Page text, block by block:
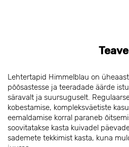
Teave
Lehtertapid Himmelblau on
põõsastesse ja teeradade äärde
säravalt ja suursuguselt.
kobestamise, kompleksväetiste
eemaldamise korral paraneb
soovitatakse kasta kuivadel
sademete tekkimist kasta, kuna